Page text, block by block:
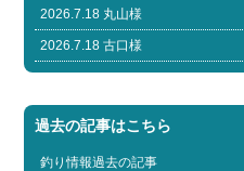
2026.7.18 丸山様
2026.7.18 古口様
過去の記事はこちら
釣り情報過去の記事